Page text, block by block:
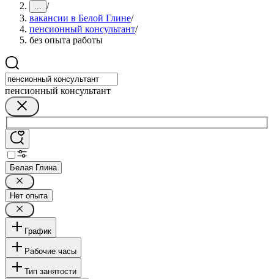
... /
вакансии в Белой Глине/
пенсионный консультант/
без опыта работы
пенсионный консультант
Белая Глина
Нет опыта
График
Рабочие часы
Тип занятости